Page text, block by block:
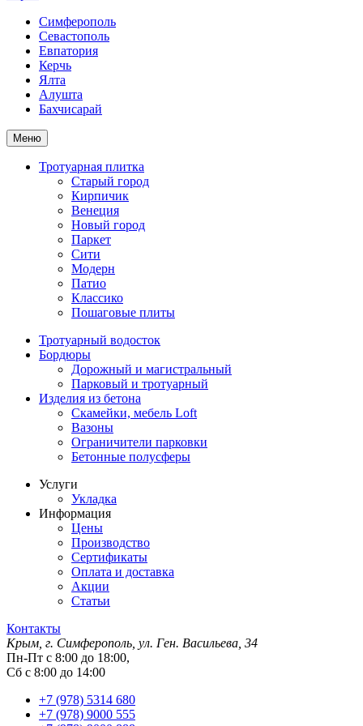
Симферополь
Севастополь
Евпатория
Керчь
Ялта
Алушта
Бахчисарай
Меню
Тротуарная плитка
Старый город
Кирпичик
Венеция
Новый город
Паркет
Сити
Модерн
Патио
Классико
Пошаговые плиты
Тротуарный водосток
Бордюры
Дорожный и магистральный
Парковый и тротуарный
Изделия из бетона
Скамейки, мебель Loft
Вазоны
Ограничители парковки
Бетонные полусферы
Услуги
Укладка
Информация
Цены
Производство
Сертификаты
Оплата и доставка
Акции
Статьи
Контакты
Крым, г. Симферополь, ул. Ген. Васильева, 34
Пн-Пт с 8:00 до 18:00,
Сб с 8:00 до 14:00
+7 (978) 5314 680
+7 (978) 9000 555